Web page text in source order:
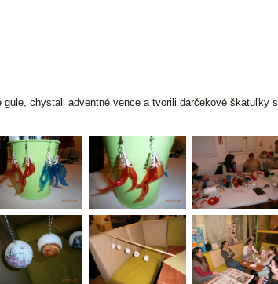
chystali adventné vence a tvorili darčekové škatuľky s